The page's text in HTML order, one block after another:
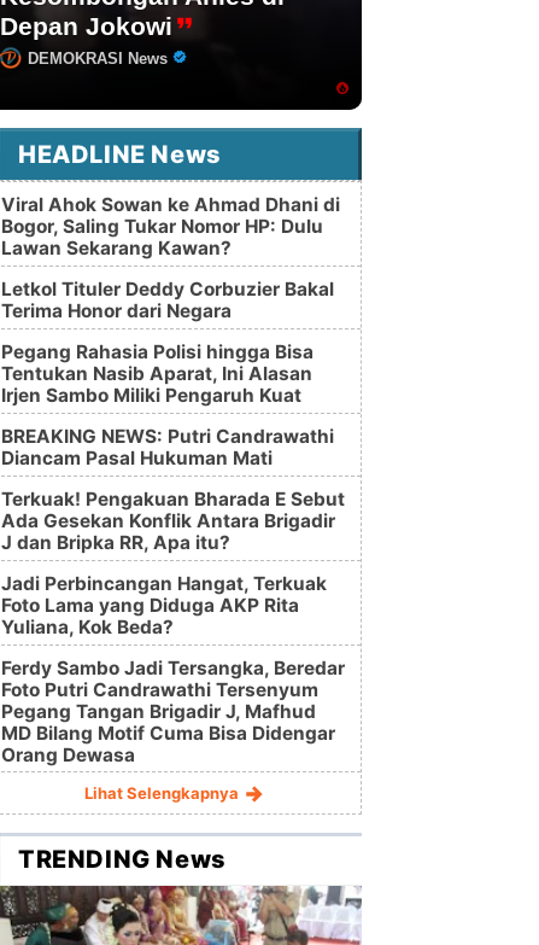
Depan Jokowi
DEMOKRASI News
HEADLINE News
Viral Ahok Sowan ke Ahmad Dhani di
Bogor, Saling Tukar Nomor HP: Dulu
Lawan Sekarang Kawan?
Letkol Tituler Deddy Corbuzier Bakal
Terima Honor dari Negara
Pegang Rahasia Polisi hingga Bisa
Tentukan Nasib Aparat, Ini Alasan
Irjen Sambo Miliki Pengaruh Kuat
BREAKING NEWS: Putri Candrawathi
Diancam Pasal Hukuman Mati
Terkuak! Pengakuan Bharada E Sebut
Ada Gesekan Konflik Antara Brigadir
J dan Bripka RR, Apa itu?
Jadi Perbincangan Hangat, Terkuak
Foto Lama yang Diduga AKP Rita
Yuliana, Kok Beda?
Ferdy Sambo Jadi Tersangka, Beredar
Foto Putri Candrawathi Tersenyum
Pegang Tangan Brigadir J, Mafhud
MD Bilang Motif Cuma Bisa Didengar
Orang Dewasa
Lihat Selengkapnya
TRENDING News